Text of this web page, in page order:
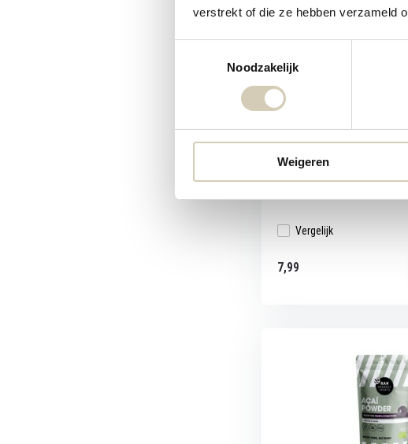
verstrekt of die ze hebben verzameld
Noodzakelijk
Weigeren
Raw Organic Sports
Biologisch cacaopoeder
Vergelijk
7,99